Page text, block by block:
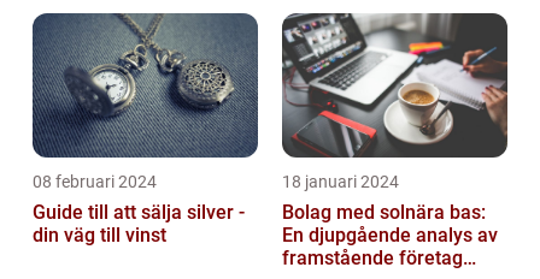
08 februari 2024
Guide till att sälja silver -
din väg till vinst
18 januari 2024
Bolag med solnära bas:
En djupgående analys av
framstående företag